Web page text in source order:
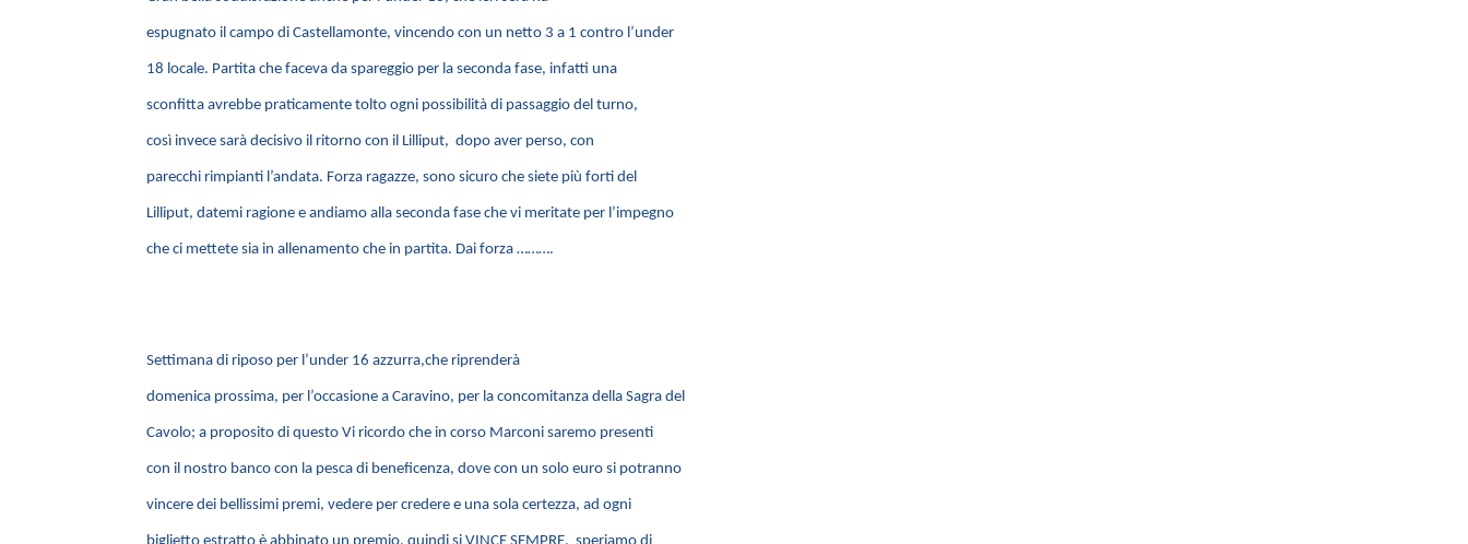
espugnato il campo di Castellamonte, vincendo con un netto 3 a 1 contro l’under
18 locale. Partita che faceva da spareggio per la seconda fase, infatti una
sconfitta avrebbe praticamente tolto ogni possibilità di passaggio del turno,
così invece sarà decisivo il ritorno con il Lilliput, dopo aver perso, con
parecchi rimpianti l’andata. Forza ragazze, sono sicuro che siete più forti del
Lilliput, datemi ragione e andiamo alla seconda fase che vi meritate per l’impegno
che ci mettete sia in allenamento che in partita. Dai forza ……….
Settimana di riposo per l’under 16 azzurra,che riprenderà
domenica prossima, per l’occasione a Caravino, per la concomitanza della Sagra del
Cavolo; a proposito di questo Vi ricordo che in corso Marconi saremo presenti
con il nostro banco con la pesca di beneficenza, dove con un solo euro si potranno
vincere dei bellissimi premi, vedere per credere e una sola certezza, ad ogni